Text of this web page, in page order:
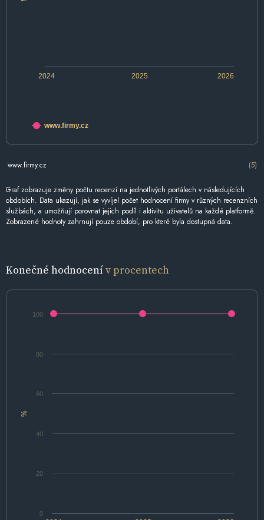
2024 2025 2026
www.firmy.cz
www.firmy.cz (5)
Graf zobrazuje změny počtu recenzí na jednotlivých portálech v následujících
obdobích. Data ukazují, jak se vyvíjel počet hodnocení firmy v různých recenzních
službách, a umožňují porovnat jejich podíl i aktivitu uživatelů na každé platformě.
Zobrazené hodnoty zahrnují pouze období, pro které byla dostupná data.
Konečné hodnocenív procentech
%
0
20
40
60
80
100